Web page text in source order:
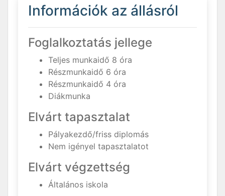
Információk az állásról
Foglalkoztatás jellege
Teljes munkaidő 8 óra
Részmunkaidő 6 óra
Részmunkaidő 4 óra
Diákmunka
Elvárt tapasztalat
Pályakezdő/friss diplomás
Nem igényel tapasztalatot
Elvárt végzettség
Általános iskola